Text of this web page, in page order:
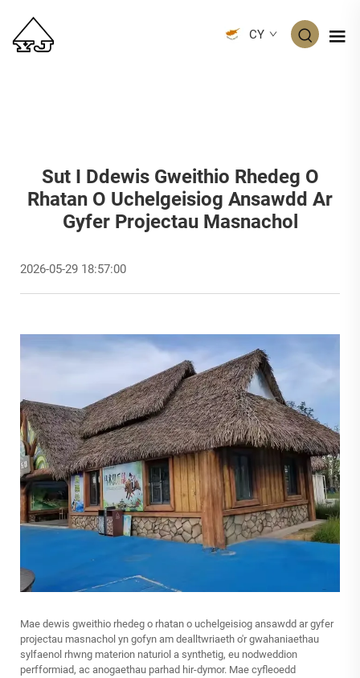
CY
Sut I Ddewis Gweithio Rhedeg O
Rhatan O Uchelgeisiog Ansawdd Ar
Gyfer Projectau Masnachol
2026-05-29 18:57:00
Mae dewis gweithio rhedeg o rhatan o uchelgeisiog ansawdd ar gyfer
projectau masnachol yn gofyn am dealltwriaeth o'r gwahaniaethau
sylfaenol rhwng materion naturiol a synthetig, eu nodweddion
perfformiad, ac anogaethau parhad hir-dymor. Mae cyfleoedd